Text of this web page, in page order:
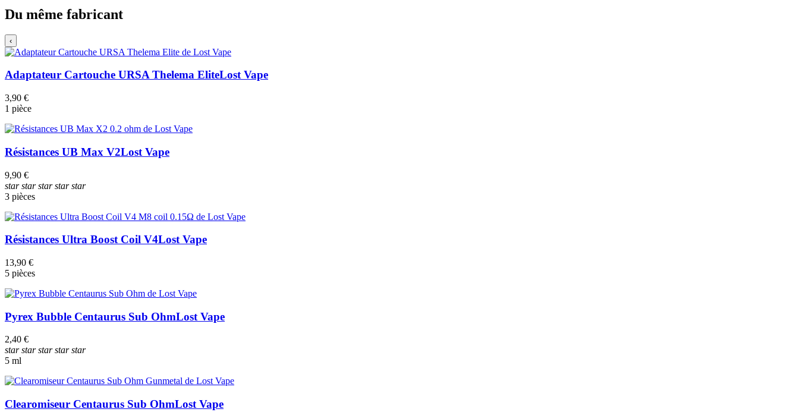
Du même fabricant
‹
Adaptateur Cartouche URSA Thelema EliteLost Vape
3,90 €
1 pièce
Résistances UB Max V2Lost Vape
9,90 €
starstarstarstarstar
3 pièces
Résistances Ultra Boost Coil V4Lost Vape
13,90 €
5 pièces
Pyrex Bubble Centaurus Sub OhmLost Vape
2,40 €
starstarstarstarstar
5 ml
Clearomiseur Centaurus Sub OhmLost Vape